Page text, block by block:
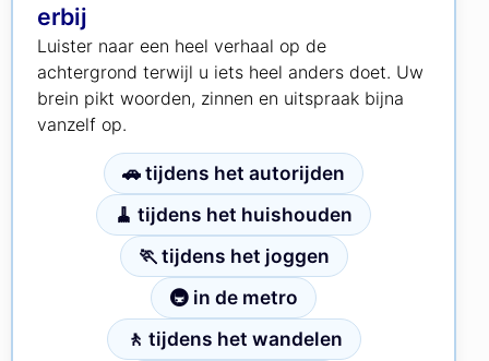
erbij
Luister naar een heel verhaal op de
achtergrond terwijl u iets heel anders doet. Uw
brein pikt woorden, zinnen en uitspraak bijna
vanzelf op.
🚗 tijdens het autorijden
🧹 tijdens het huishouden
🏃 tijdens het joggen
🚇 in de metro
🚶 tijdens het wandelen